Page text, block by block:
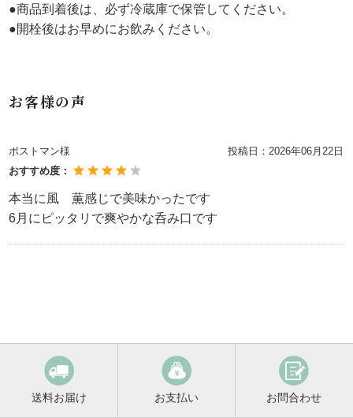
●商品到着後は、必ず冷蔵庫で保管してください。
●開栓後はお早めにお飲みください。
お客様の声
ポストマン様 投稿日： 2026年06月22日
おすすめ度：
本当に風 薫感じで美味かったです
6月にピッタリで爽やかな呑み口です
送料お届け お支払い お問合わせ